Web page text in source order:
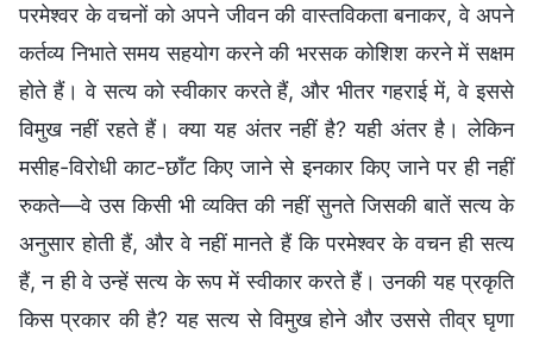
परमेश्वर के वचनों को अपने जीवन की वास्तविकता बनाकर, वे अपने
कर्तव्य निभाते समय सहयोग करने की भरसक कोशिश करने में सक्षम
होते हैं। वे सत्य को स्वीकार करते हैं, और भीतर गहराई में, वे इससे
विमुख नहीं रहते हैं। क्या यह अंतर नहीं है? यही अंतर है। लेकिन
मसीह-विरोधी काट-छाँट किए जाने से इनकार किए जाने पर ही नहीं
रुकते—वे उस किसी भी व्यक्ति की नहीं सुनते जिसकी बातें सत्य के
अनुसार होती हैं, और वे नहीं मानते हैं कि परमेश्वर के वचन ही सत्य
हैं, न ही वे उन्हें सत्य के रूप में स्वीकार करते हैं। उनकी यह प्रकृति
किस प्रकार की है? यह सत्य से विमुख होने और उससे तीव्र घृणा